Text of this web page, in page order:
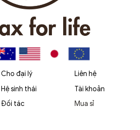
Cho đại lý
Hệ sinh thái
Đối tác
Liên hệ
Tài khoản
Mua sỉ